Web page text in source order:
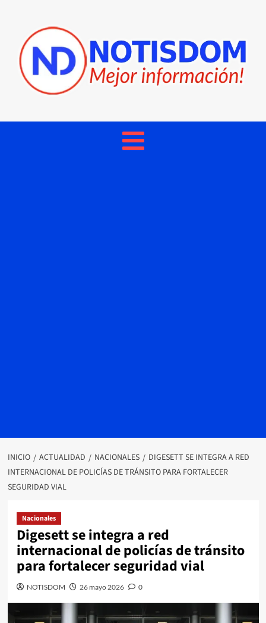
INICIO ACTUALIDAD NACIONALES
DIGESETT SE INTEGRA A RED
INTERNACIONAL DE POLICÍAS DE TRÁNSITO PARA FORTALECER
SEGURIDAD VIAL
Nacionales
Digesett se integra a red
internacional de policías de tránsito
para fortalecer seguridad vial
NOTISDOM 26 mayo 2026 0